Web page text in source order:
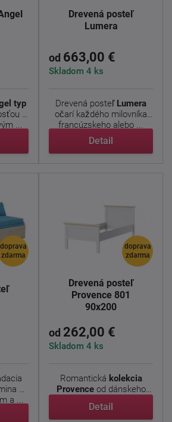
typ
a
...
Drevená posteľ
Lumera
od 663,00 €
Skladom 4 ks
Drevená posteľ Lumera
očarí každého milovníka
francúzskeho alebo ...
Detail
doprava
zdarma
s
a ...
doprava
zdarma
Drevená posteľ
Provence 801
90x200
od 262,00 €
Skladom 4 ks
Romantická kolekcia
Provenceod dánskeho
Detail